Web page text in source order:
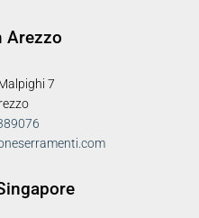
Arezzo
7